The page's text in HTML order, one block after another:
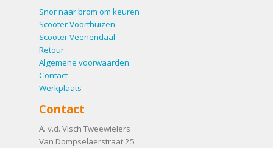
Snor naar brom om keuren
Scooter Voorthuizen
Scooter Veenendaal
Retour
Algemene voorwaarden
Contact
Werkplaats
Contact
A. v.d. Visch Tweewielers
Van Dompselaerstraat 25